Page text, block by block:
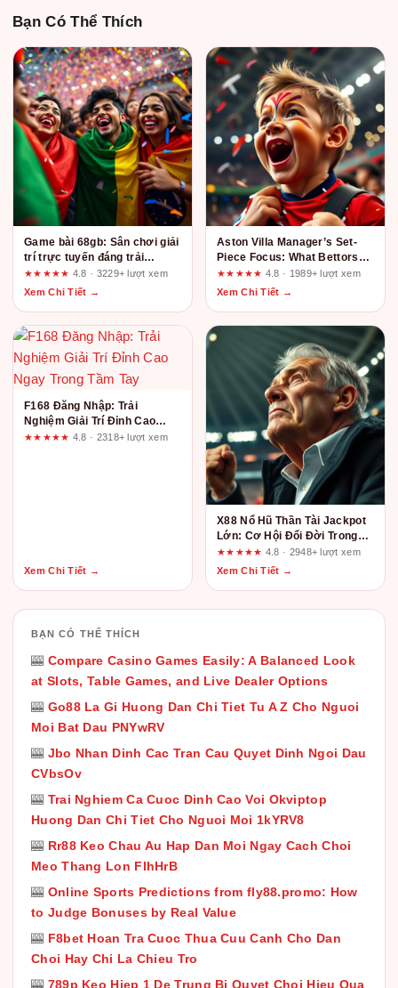
Bạn Có Thể Thích
Game bài 68gb: Sân chơi giải
trí trực tuyến đáng trải
nghiệm nhất hiện nay
★★★★★ 4.8 · 3229+ lượt xem
Xem Chi Tiết →
Aston Villa Manager’s Set-
Piece Focus: What Bettors
Should Verify Before Placing
Wagers
★★★★★ 4.8 · 1989+ lượt xem
Xem Chi Tiết →
F168 Đăng Nhập: Trải
Nghiệm Giải Trí Đỉnh Cao
Ngay Trong Tầm Tay
★★★★★ 4.8 · 2318+ lượt xem
Xem Chi Tiết →
X88 Nổ Hũ Thần Tài Jackpot
Lớn: Cơ Hội Đổi Đời Trong
Tầm Tay?
★★★★★ 4.8 · 2948+ lượt xem
Xem Chi Tiết →
BẠN CÓ THỂ THÍCH
🎰 Compare Casino Games Easily: A Balanced Look
at Slots, Table Games, and Live Dealer Options
🎰 Go88 La Gi Huong Dan Chi Tiet Tu A Z Cho Nguoi
Moi Bat Dau PNYwRV
🎰 Jbo Nhan Dinh Cac Tran Cau Quyet Dinh Ngoi Dau
CVbsOv
🎰 Trai Nghiem Ca Cuoc Dinh Cao Voi Okviptop
Huong Dan Chi Tiet Cho Nguoi Moi 1kYRV8
🎰 Rr88 Keo Chau Au Hap Dan Moi Ngay Cach Choi
Meo Thang Lon FlhHrB
🎰 Online Sports Predictions from fly88.promo: How
to Judge Bonuses by Real Value
🎰 F8bet Hoan Tra Cuoc Thua Cuu Canh Cho Dan
Choi Hay Chi La Chieu Tro
🎰 789p Keo Hiep 1 De Trung Bi Quyet Choi Hieu Qua